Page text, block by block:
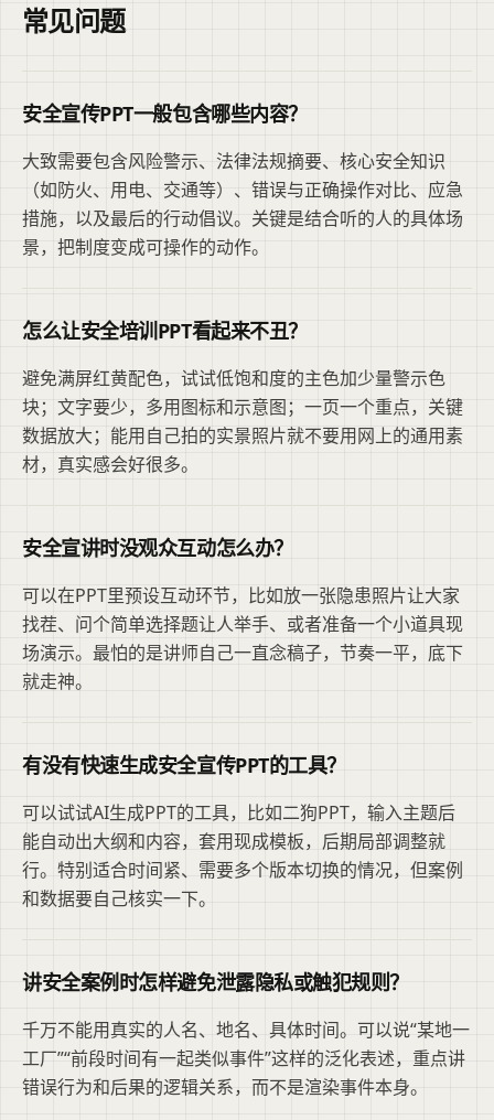
常见问题
安全宣传PPT一般包含哪些内容？
大致需要包含风险警示、法律法规摘要、核心安全知识
（如防火、用电、交通等）、错误与正确操作对比、应急
措施，以及最后的行动倡议。关键是结合听的人的具体场
景，把制度变成可操作的动作。
怎么让安全培训PPT看起来不丑？
避免满屏红黄配色，试试低饱和度的主色加少量警示色
块；文字要少，多用图标和示意图；一页一个重点，关键
数据放大；能用自己拍的实景照片就不要用网上的通用素
材，真实感会好很多。
安全宣讲时没观众互动怎么办？
可以在PPT里预设互动环节，比如放一张隐患照片让大家
找茬、问个简单选择题让人举手、或者准备一个小道具现
场演示。最怕的是讲师自己一直念稿子，节奏一平，底下
就走神。
有没有快速生成安全宣传PPT的工具？
可以试试AI生成PPT的工具，比如二狗PPT，输入主题后
能自动出大纲和内容，套用现成模板，后期局部调整就
行。特别适合时间紧、需要多个版本切换的情况，但案例
和数据要自己核实一下。
讲安全案例时怎样避免泄露隐私或触犯规则？
千万不能用真实的人名、地名、具体时间。可以说“某地一
工厂”“前段时间有一起类似事件”这样的泛化表述，重点讲
错误行为和后果的逻辑关系，而不是渲染事件本身。